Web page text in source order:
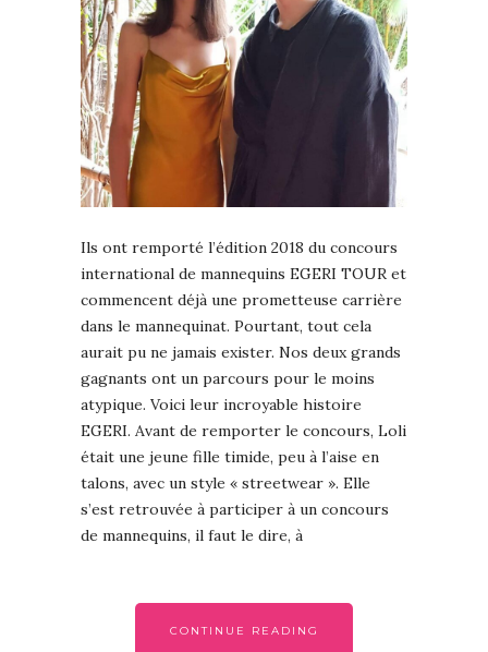
Ils ont remporté l’édition 2018 du concours
international de mannequins EGERI TOUR et
commencent déjà une prometteuse carrière
dans le mannequinat. Pourtant, tout cela
aurait pu ne jamais exister. Nos deux grands
gagnants ont un parcours pour le moins
atypique. Voici leur incroyable histoire
EGERI. Avant de remporter le concours, Loli
était une jeune fille timide, peu à l’aise en
talons, avec un style « streetwear ». Elle
s’est retrouvée à participer à un concours
de mannequins, il faut le dire, à
CONTINUE READING